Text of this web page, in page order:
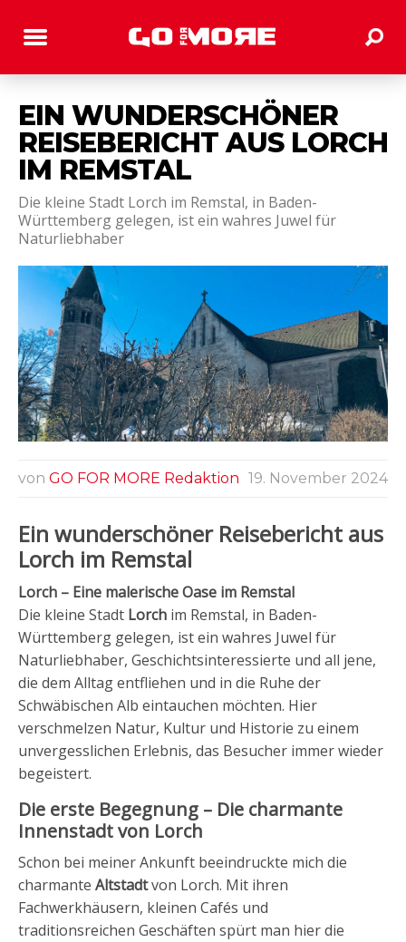
EIN WUNDERSCHÖNER
REISEBERICHT AUS LORCH
IM REMSTAL
Die kleine Stadt Lorch im Remstal, in Baden-
Württemberg gelegen, ist ein wahres Juwel für
Naturliebhaber
von GO FOR MORE Redaktion 19. November 2024
Ein wunderschöner Reisebericht aus
Lorch im Remstal
Lorch – Eine malerische Oase im Remstal
Die kleine Stadt Lorch im Remstal, in Baden-
Württemberg gelegen, ist ein wahres Juwel für
Naturliebhaber, Geschichtsinteressierte und all jene,
die dem Alltag entfliehen und in die Ruhe der
Schwäbischen Alb eintauchen möchten. Hier
verschmelzen Natur, Kultur und Historie zu einem
unvergesslichen Erlebnis, das Besucher immer wieder
begeistert.
Die erste Begegnung – Die charmante
Innenstadt von Lorch
Schon bei meiner Ankunft beeindruckte mich die
charmante Altstadtvon Lorch. Mit ihren
Fachwerkhäusern, kleinen Cafés und
traditionsreichen Geschäften spürt man hier die